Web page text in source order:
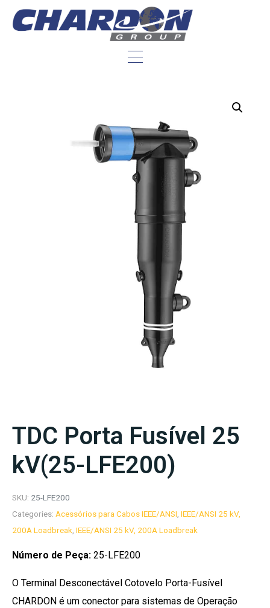
TDC Porta Fusível 25
kV(25-LFE200)
SKU: 25-LFE200
Categories: Acessórios para Cabos IEEE/ANSI IEEE/ANSI 25 kV,
200A Loadbreak IEEE/ANSI 25 kV, 200A Loadbreak
Número de Peça: 25-LFE200
O Terminal Desconectável Cotovelo Porta-Fusível
CHARDON é um conector para sistemas de Operação